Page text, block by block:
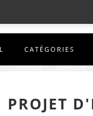
CATÉGORIES
PROJET